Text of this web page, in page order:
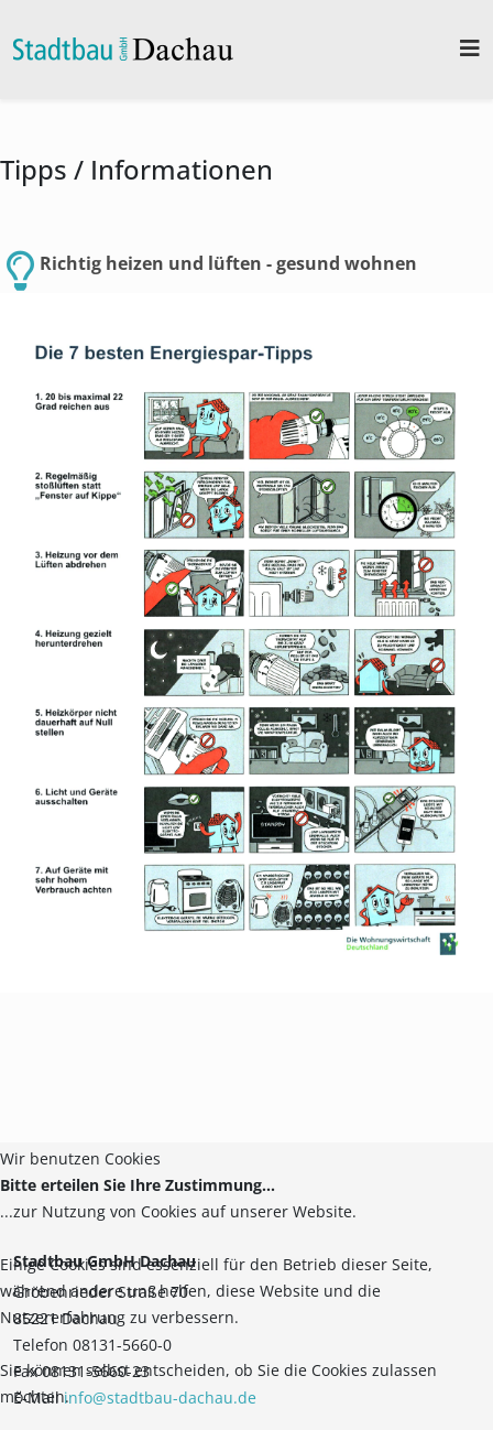
Tipps / Informationen
Richtig heizen und lüften - gesund wohnen
Stadtbau GmbH Dachau
Gröbenrieder Straße 70
85221 Dachau
Telefon 08131-5660-0
Fax 08131-5660-23
E-Mailinfo@stadtbau-dachau.de
Wir benutzen Cookies
Bitte erteilen Sie Ihre Zustimmung...
...zur Nutzung von Cookies auf unserer Website.
Einige Cookies sind essenziell für den Betrieb dieser Seite,
während andere uns helfen, diese Website und die
Nutzererfahrung zu verbessern.
Sie können selbst entscheiden, ob Sie die Cookies zulassen
möchten.